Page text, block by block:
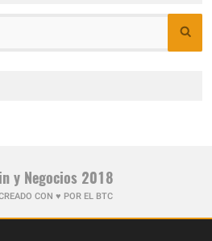
y Negocios 2018
CON ♥ POR EL BTC